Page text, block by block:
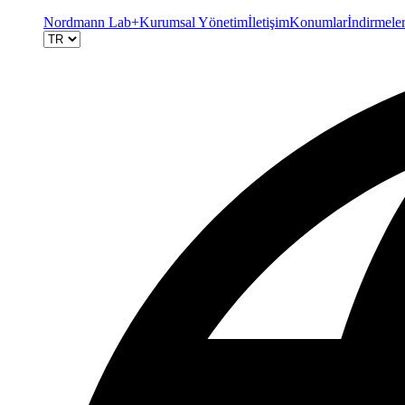
Nordmann Lab+Kurumsal YönetimİletişimKonumlarİndirmeler